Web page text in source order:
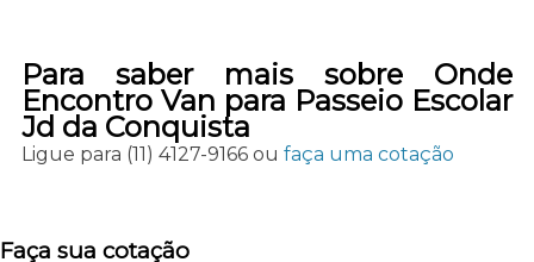
Para saber mais sobre Onde
Encontro Van para Passeio Escolar
Jd da Conquista
Ligue para (11) 4127-9166ou faça uma cotação
Faça sua cotação